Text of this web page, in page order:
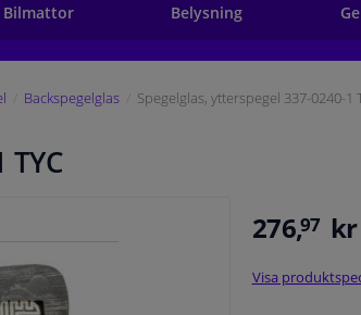
Bilmattor Belysning
Backspegelglas Spegelglas, ytterspegel 337-0240-1
276,97 kr
Visa